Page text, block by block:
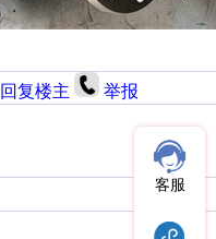
回复楼主 举报
客服